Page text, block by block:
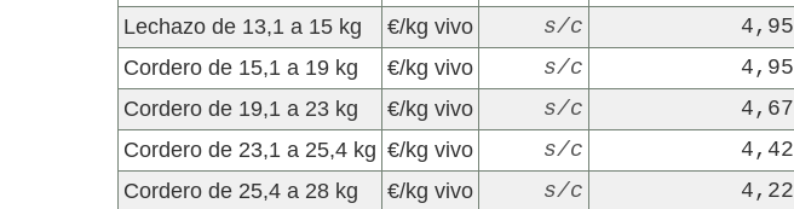
Lechazo de 13,1 a 15 kg
€/kg vivo s/c
4,95
Cordero de 15,1 a 19 kg
€/kg vivo s/c
4,95
Cordero de 19,1 a 23 kg
€/kg vivo s/c
4,67
Cordero de 23,1 a 25,4 kg €/kg vivo s/c
4,42
Cordero de 25,4 a 28 kg
€/kg vivo s/c
4,22